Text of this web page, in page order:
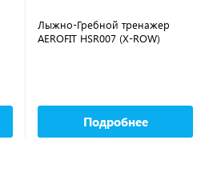
Лыжно-Гребной тренажер
AEROFIT HSR007 (X-ROW)
Подробнее